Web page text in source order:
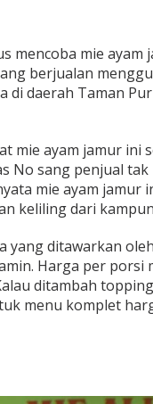
mencoba mie
berjualan
di daerah Taman
mie ayam jamur ini
No sang penjual
mie ayam jamur
keliling dari
yang ditawarkan
Harga per porsi
ditambah
menu komplet